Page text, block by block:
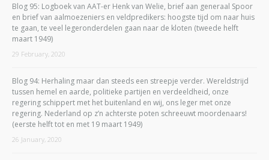
Blog 95: Logboek van AAT-er Henk van Welie, brief aan generaal Spoor
en brief van aalmoezeniers en veldpredikers: hoogste tijd om naar huis
te gaan, te veel legeronderdelen gaan naar de kloten (tweede helft
maart 1949)
29 February, 2020
Blog 94: Herhaling maar dan steeds een streepje verder. Wereldstrijd
tussen hemel en aarde, politieke partijen en verdeeldheid, onze
regering schippert met het buitenland en wij, ons leger met onze
regering. Nederland op z’n achterste poten schreeuwt moordenaars!
(eerste helft tot en met 19 maart 1949)
26 January, 2020